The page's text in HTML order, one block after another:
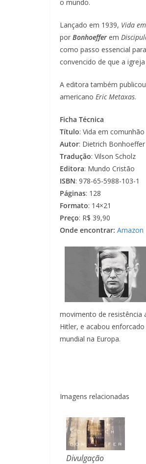
o mundo.
Lançado em 1939, Vida
por Bonhoeffer em
como passo essencial
convencido de que a
A editora também
americano Eric Metaxas.
Ficha Técnica
Título: Vida em comunhão
Autor: Dietrich Bonhoeffer
Tradução: Vilson Scholz
Editora: Mundo Cristão
ISBN: 978-65-5988-103-1
Páginas: 128
Formato: 14×21
Preço: R$ 39,90
Onde encontrar: Amazon
movimento de resistência
Hitler, e acabou
mundial na Europa.
Imagens relacionadas
Divulgação